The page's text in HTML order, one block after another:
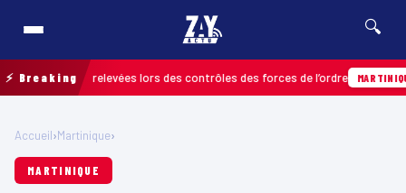
🔍
⚡ Breaking
infractions relevées lors des contrôles des forces de l’ordre MARTINIQUE
Accueil›Martinique›
MARTINIQUE